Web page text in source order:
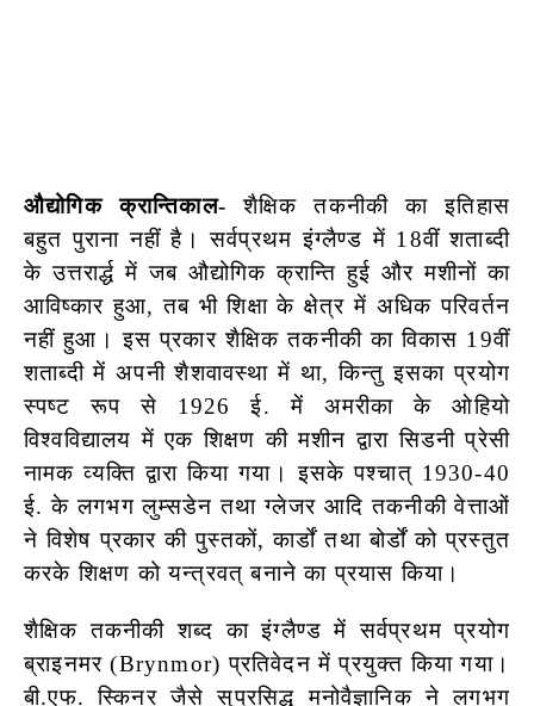
औद्योगिक क्रान्तिकाल- शैक्षिक तकनीकी का इतिहास
बहुत पुराना नहीं है। सर्वप्रथम इंग्लैण्ड में 18वीं शताब्दी
के उत्तरार्द्ध में जब औद्योगिक क्रान्ति हुई और मशीनों का
आविष्कार हुआ, तब भी शिक्षा के क्षेत्र में अधिक परिवर्तन
नहीं हुआ। इस प्रकार शैक्षिक तकनीकी का विकास 19वीं
शताब्दी में अपनी शैशवावस्था में था, किन्तु इसका प्रयोग
स्पष्ट रूप से 1926 ई. में अमरीका के ओहियो
विश्वविद्यालय में एक शिक्षण की मशीन द्वारा सिडनी प्रेसी
नामक व्यक्ति द्वारा किया गया। इसके पश्चात् 1930-40
ई. के लगभग लुम्सडेन तथा ग्लेजर आदि तकनीकी वेत्ताओं
ने विशेष प्रकार की पुस्तकों, कार्डों तथा बोर्डों को प्रस्तुत
करके शिक्षण को यन्त्रवत् बनाने का प्रयास किया।
शैक्षिक तकनीकी शब्द का इंग्लैण्ड में सर्वप्रथम प्रयोग
ब्राइनमर (Brynmor) प्रतिवेदन में प्रयुक्त किया गया।
बी.एफ. स्किनर जैसे सुप्रसिद्ध मनोवैज्ञानिक ने लगभग